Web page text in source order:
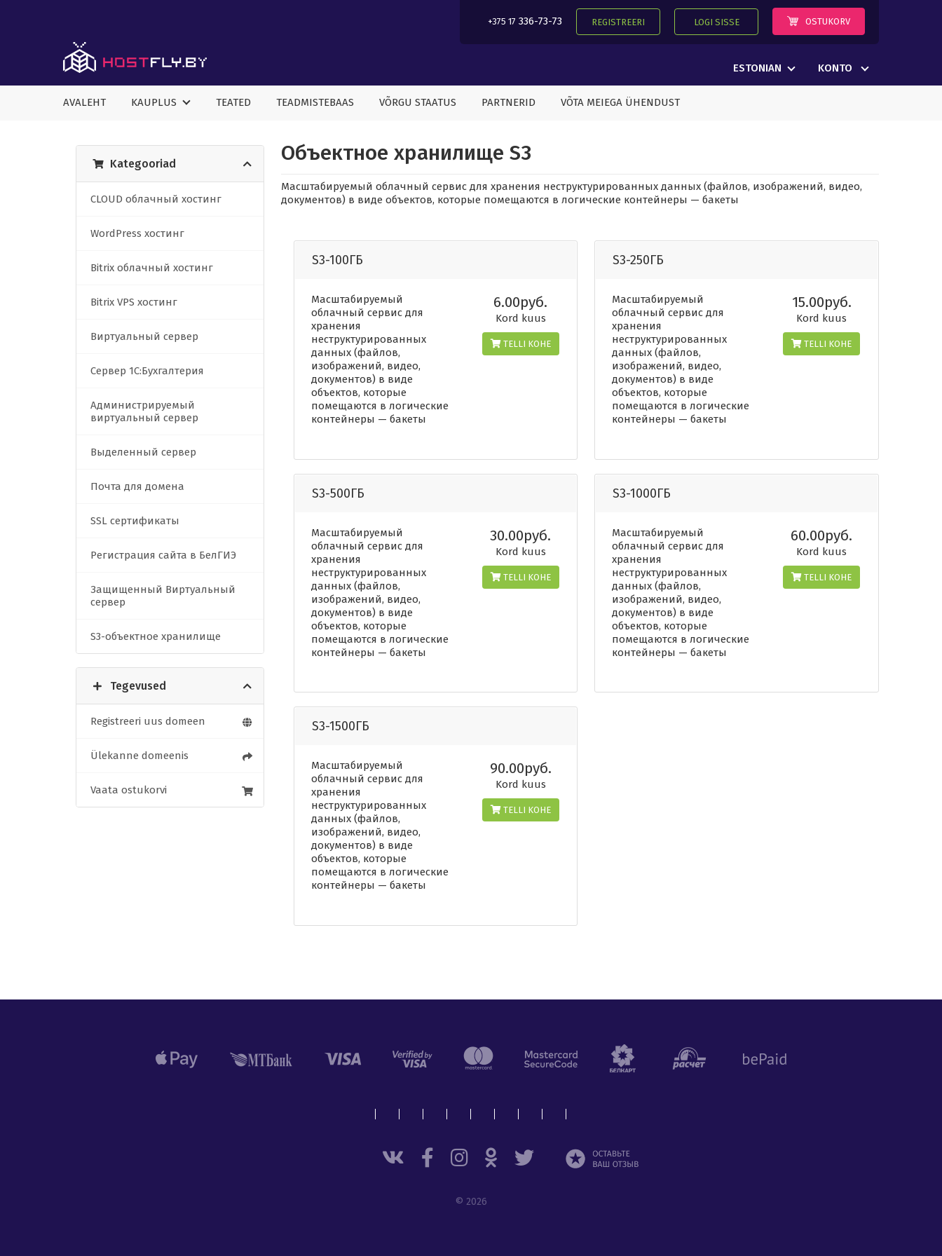
+375 17 336-73-73 REGISTREERI LOGI SISSE OSTUKORV
ESTONIAN KONTO
AVALEHT KAUPLUS TEATED TEADMISTEBAAS VÕRGU STAATUS PARTNERID VÕTA MEIEGA ÜHENDUST
Объектное хранилище S3
Масштабируемый облачный сервис для хранения неструктурированных данных (файлов, изображений, видео,
документов) в виде объектов, которые помещаются в логические контейнеры — бакеты
Kategooriad
CLOUD облачный хостинг
WordPress хостинг
Bitrix облачный хостинг
Bitrix VPS хостинг
Виртуальный сервер
Сервер 1C:Бухгалтерия
Администрируемый
виртуальный сервер
Выделенный сервер
Почта для домена
SSL сертификаты
Регистрация сайта в БелГИЭ
Защищенный Виртуальный
сервер
S3-объектное хранилище
Tegevused
Registreeri uus domeen
Ülekanne domeenis
Vaata ostukorvi
S3-100ГБ
Масштабируемый
облачный сервис для
хранения
неструктурированных
данных (файлов,
изображений, видео,
документов) в виде
объектов, которые
помещаются в логические
контейнеры — бакеты
6.00руб.
Kord kuus
TELLI KOHE
S3-250ГБ
Масштабируемый
облачный сервис для
хранения
неструктурированных
данных (файлов,
изображений, видео,
документов) в виде
объектов, которые
помещаются в логические
контейнеры — бакеты
15.00руб.
Kord kuus
TELLI KOHE
S3-500ГБ
Масштабируемый
облачный сервис для
хранения
неструктурированных
данных (файлов,
изображений, видео,
документов) в виде
объектов, которые
помещаются в логические
контейнеры — бакеты
30.00руб.
Kord kuus
TELLI KOHE
S3-1000ГБ
Масштабируемый
облачный сервис для
хранения
неструктурированных
данных (файлов,
изображений, видео,
документов) в виде
объектов, которые
помещаются в логические
контейнеры — бакеты
60.00руб.
Kord kuus
TELLI KOHE
S3-1500ГБ
Масштабируемый
облачный сервис для
хранения
неструктурированных
данных (файлов,
изображений, видео,
документов) в виде
объектов, которые
помещаются в логические
контейнеры — бакеты
90.00руб.
Kord kuus
TELLI KOHE
© 2026